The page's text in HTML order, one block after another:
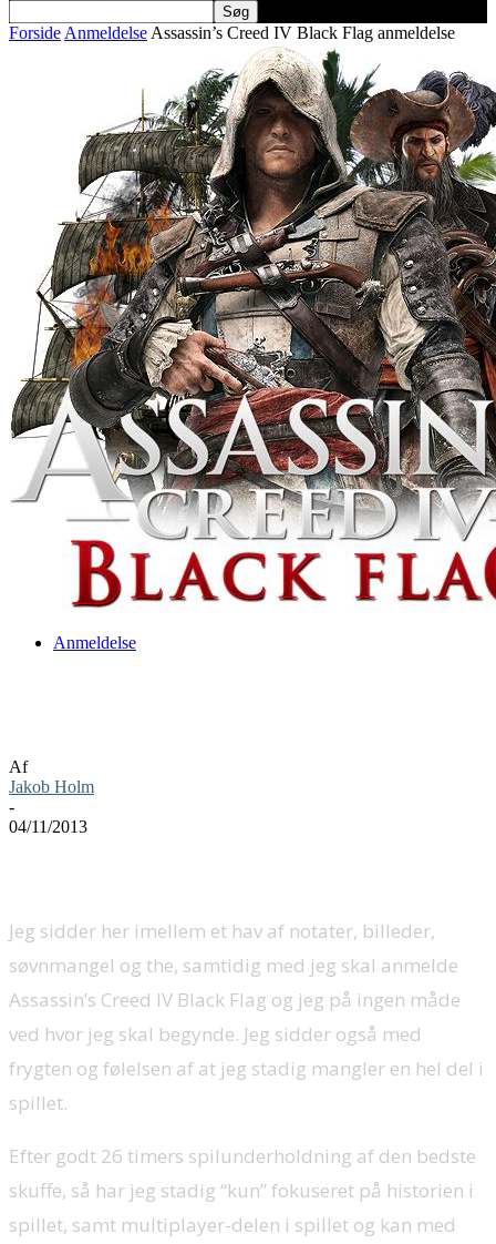
Forside Anmeldelse Assassin’s Creed IV Black Flag anmeldelse
Anmeldelse
Af
Jakob Holm
-
04/11/2013
Jeg sidder her imellem et hav af notater, billeder,
søvnmangel og the, samtidig med jeg skal anmelde
Assassin’s Creed IV Black Flag og jeg på ingen måde
ved hvor jeg skal begynde. Jeg sidder også med
frygten og følelsen af at jeg stadig mangler en hel del i
spillet.
Efter godt 26 timers spilunderholdning af den bedste
skuffe, så har jeg stadig “kun” fokuseret på historien i
spillet, samt multiplayer-delen i spillet og kan med